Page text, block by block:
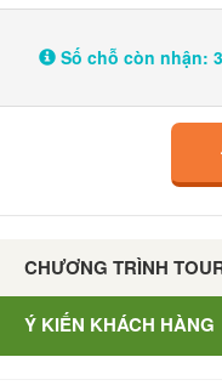
Số chỗ còn nhận:
CHƯƠNG TRÌNH
Ý KIẾN KHÁCH HÀNG